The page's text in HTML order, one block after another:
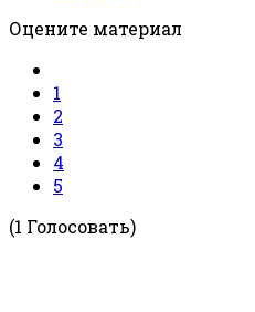
Оцените материал
1
2
3
4
5
(1 Голосовать)